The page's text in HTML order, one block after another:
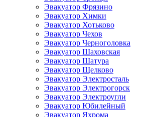
Эвакуатор Фрязино
Эвакуатор Химки
Эвакуатор Хотьково
Эвакуатор Чехов
Эвакуатор Черноголовка
Эвакуатор Шаховская
Эвакуатор Шатура
Эвакуатор Щелково
Эвакуатор Электросталь
Эвакуатор Электрогорск
Эвакуатор Электроугли
Эвакуатор Юбилейный
Эвакуатор Яхрома